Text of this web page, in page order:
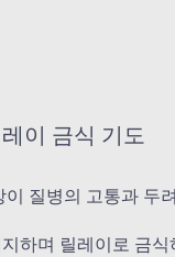
이 금식 기도
질병의 고통과 두
하며 릴레이로 금식